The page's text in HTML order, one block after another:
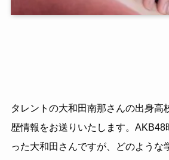
タレントの大和田南那さんの出身高
歴情報をお送りいたします。AKB48
った大和田さんですが、どのような